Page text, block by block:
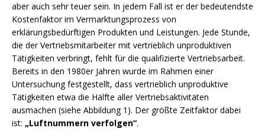
aber auch sehr teuer sein. In jedem Fall ist er der bedeutendste
Kostenfaktor im Vermarktungsprozess von
erklärungsbedürftigen Produkten und Leistungen. Jede Stunde,
die der Vertriebsmitarbeiter mit vertrieblich unproduktiven
Tätigkeiten verbringt, fehlt für die qualifizierte Vertriebsarbeit.
Bereits in den 1980er Jahren wurde im Rahmen einer
Untersuchung festgestellt, dass vertrieblich unproduktive
Tätigkeiten etwa die Hälfte aller Vertriebsaktivitäten
ausmachen (siehe Abbildung 1). Der größte Zeitfaktor dabei
ist: „Luftnummern verfolgen“.